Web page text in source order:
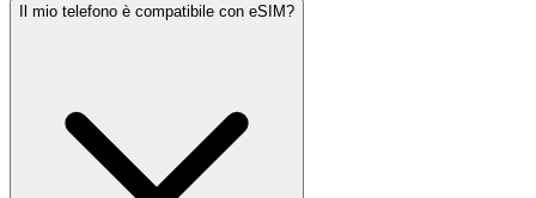
Il mio telefono è compatibile con eSIM?